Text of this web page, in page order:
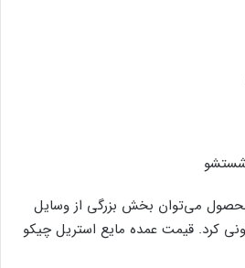
شستشو
محصول می‌توان بخش بزرگی از وسایل
کرد. قیمت عمده مایع استریل چیکو